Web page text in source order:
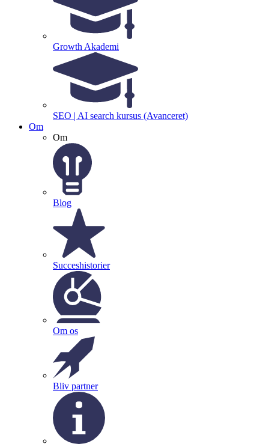
Growth Akademi
SEO | AI search kursus (Avanceret)
Om
Om
Blog
Succeshistorier
Om os
Bliv partner